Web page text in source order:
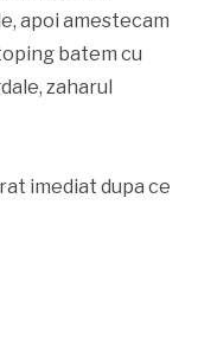
apoi amestecam
batem cu
zaharul
imediat dupa ce